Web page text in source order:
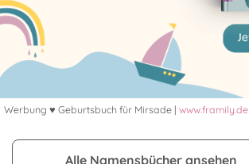
Werbung ♥ Geburtsbuch für Mirsade | www.framily.de
Alle Namensbücher ansehen